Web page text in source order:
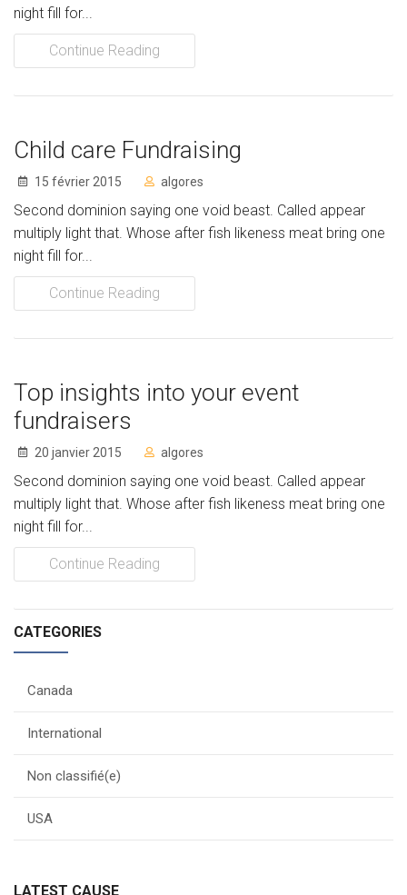
Projets
RESSOURCES
Liens (Réseau Lasallien)
Faites un don
Volontariat
night fill for...
Continue Reading
Child care Fundraising
15 février 2015 algores
Second dominion saying one void beast. Called appear
multiply light that. Whose after fish likeness meat bring one
night fill for...
Continue Reading
Top insights into your event
fundraisers
20 janvier 2015 algores
Second dominion saying one void beast. Called appear
multiply light that. Whose after fish likeness meat bring one
night fill for...
Continue Reading
CATEGORIES
Canada
International
Non classifié(e)
USA
LATEST CAUSE